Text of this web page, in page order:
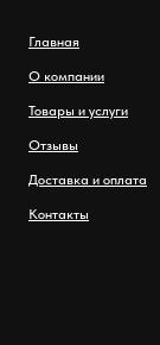
Главная
О компании
Товары и услуги
Отзывы
Доставка и оплата
Контакты